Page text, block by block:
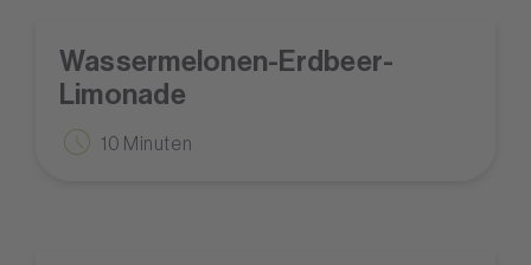
Wassermelonen-Erdbeer-
Limonade
10 Minuten